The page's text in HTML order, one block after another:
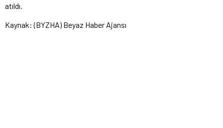
atıldı.
Kaynak: (BYZHA) Beyaz Haber Ajansı